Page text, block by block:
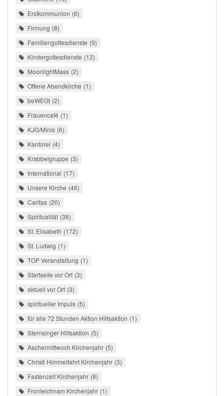
Erstkommunion 6
Firmung 8
Familiengottesdienste 9
Kindergottesdienste 12
MoonlightMass 2
Offene Abendkirche 1
beWEGt 2
Frauencafé 1
KJG/Minis 6
Kantorei 4
Krabbelgruppe 3
International 17
Unsere Kirche 46
Caritas 20
Spiritualität 36
St. Elisabeth 172
St. Ludwig 1
TOP Veranstaltung 1
Startseite vor Ort 3
aktuell vor Ort 3
spiritueller Impuls 5
für alle 72 Stunden Aktion Hilfsaktion 1
Sternsinger Hilfsaktion 5
Aschermittwoch Kirchenjahr 5
Christi Himmelfahrt Kirchenjahr 3
Fastenzeit Kirchenjahr 8
Fronleichnam Kirchenjahr 1